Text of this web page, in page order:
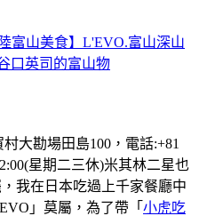
富山美食】L'EVO.富山深山
口英司的富山物
大勘場田島100，電話:+81
星期二三休)米其林二星也
我在日本吃過上千家餐廳中
」莫屬，為了帶「 小虎吃